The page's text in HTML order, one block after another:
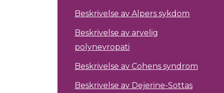
Beskrivelse av Alpers sykdom
Beskrivelse av arvelig
polynevropati
Beskrivelse av Cohens syndrom
Beskrivelse av Dejerine-Sottas